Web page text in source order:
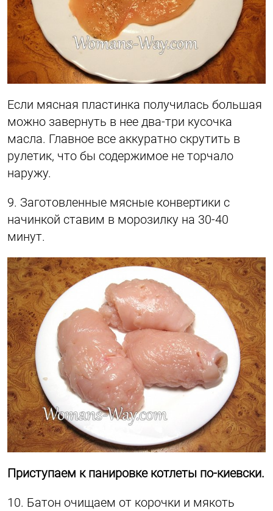
Если мясная пластинка получилась большая
можно завернуть в нее два-три кусочка
масла. Главное все аккуратно скрутить в
рулетик, что бы содержимое не торчало
наружу.
9. Заготовленные мясные конвертики с
начинкой ставим в морозилку на 30-40
минут.
Приступаем к панировке котлеты по-киевски.
10. Батон очищаем от корочки и мякоть